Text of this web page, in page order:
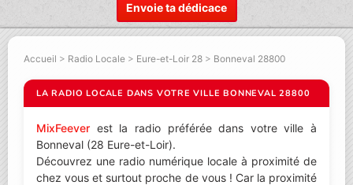
Envoie ta dédicace
Accueil > Radio Locale > Eure-et-Loir 28 > Bonneval 28800
LA RADIO LOCALE DANS VOTRE VILLE BONNEVAL 28800
MixFeever est la radio préférée dans votre ville à
Bonneval (28 Eure-et-Loir).
Découvrez une radio numérique locale à proximité de
chez vous et surtout proche de vous ! Car la proximité